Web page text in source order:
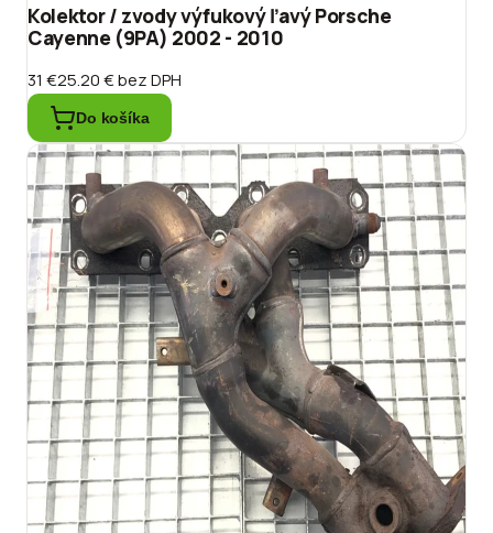
Kolektor / zvody výfukový ľavý Porsche
Cayenne (9PA) 2002 - 2010
31 €25.20 €bez DPH
Do košíka